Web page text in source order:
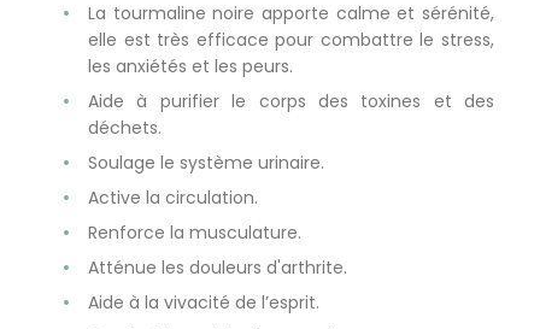
La tourmaline noire apporte calme et sérénité,
elle est très efficace pour combattre le stress,
les anxiétés et les peurs.
Aide à purifier le corps des toxines et des
déchets.
Soulage le système urinaire.
Active la circulation.
Renforce la musculature.
Atténue les douleurs d'arthrite.
Aide à la vivacité de l’esprit.